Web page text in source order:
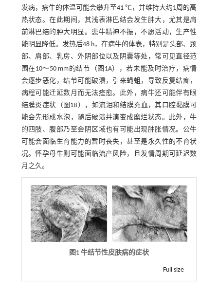
发病，病牛的体温可能会攀升至41 ℃，并维持大约1周的高
热状态。在此期间，其浅表淋巴结会发生肿大，尤其是肩
前淋巴结的肿大明显。患牛精神不振，不愿活动，生产性
能明显降低。发热后48 h，在病牛的体表，特别是头部、颈
部、肩部、乳房、外阴部位以及阴囊等处，常可见直径范
围在10～50 mm的结节（ 图1A），若未能及时治疗，病情
会逐步恶化，结节可能破溃，引来蝇蛆，导致反复结痂，
病程可能迁延数月而无法痊愈。此外，病牛还可能伴有眼
结膜炎症状（ 图1B），如流泪和结膜充血，其口腔黏膜可
能会先形成水泡，随后破溃并演变成糜烂状态。此外，牛
的四肢、腹部乃至会阴区域也有可能出现肿胀情况。公牛
可能会面临生育能力的暂时丧失，甚至是永久性的不育状
况。怀孕母牛则可能面临流产风险，且发情周期可延迟数
月之久。
图1 牛结节性皮肤病的症状
Full size